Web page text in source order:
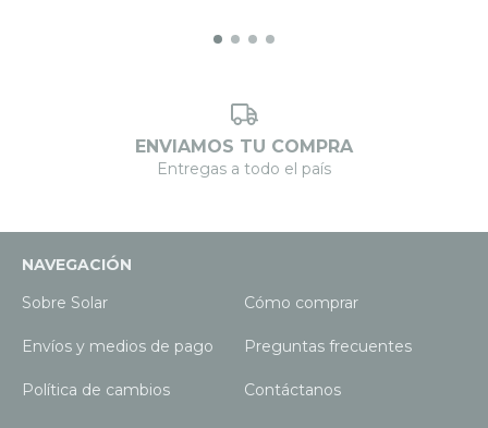
ENVIAMOS TU COMPRA
Entregas a todo el país
NAVEGACIÓN
Sobre Solar
Cómo comprar
Envíos y medios de pago Preguntas frecuentes
Política de cambios Contáctanos